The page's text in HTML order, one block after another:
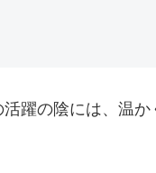
躍の陰には、温